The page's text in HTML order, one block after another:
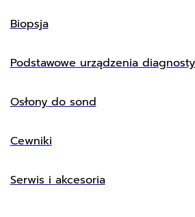
Biopsja
Podstawowe urządzenia
Osłony do sond
Cewniki
Serwis i akcesoria